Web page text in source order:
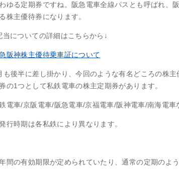
ゆる定期券ですね。阪急電車全線パスとも呼ばれ、
株主優待券になります。
当についての詳細はこちらから↓
阪神株主優待乗車証について
も後半に差し掛かり、今回のような有名どころの株主
の1つとして私鉄電車の株主定期券があります。
電車/京阪電車/阪急電車/京福電車/阪神電車/南海電
行時期は各私鉄により異なります。
間の有効期限が定められていたり、通常の定期のよ